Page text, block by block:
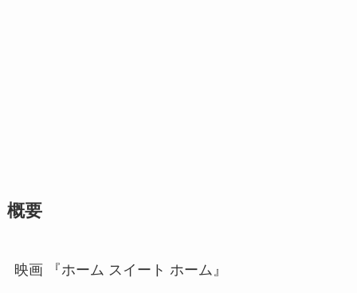
概要
映画 『ホーム スイート ホーム』